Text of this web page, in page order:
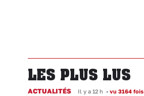
LES PLUS LUS
ACTUALITÉS Il y a 12 h • vu 3164 fois